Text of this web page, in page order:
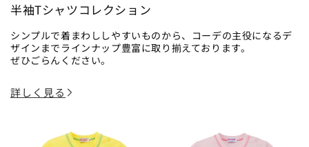
半袖Tシャツコレクション
シンプルで着まわししやすいものから、コーデの主役になるデ
ザインまでラインナップ豊富に取り揃えております。
ぜひごらんください。
詳しく見る